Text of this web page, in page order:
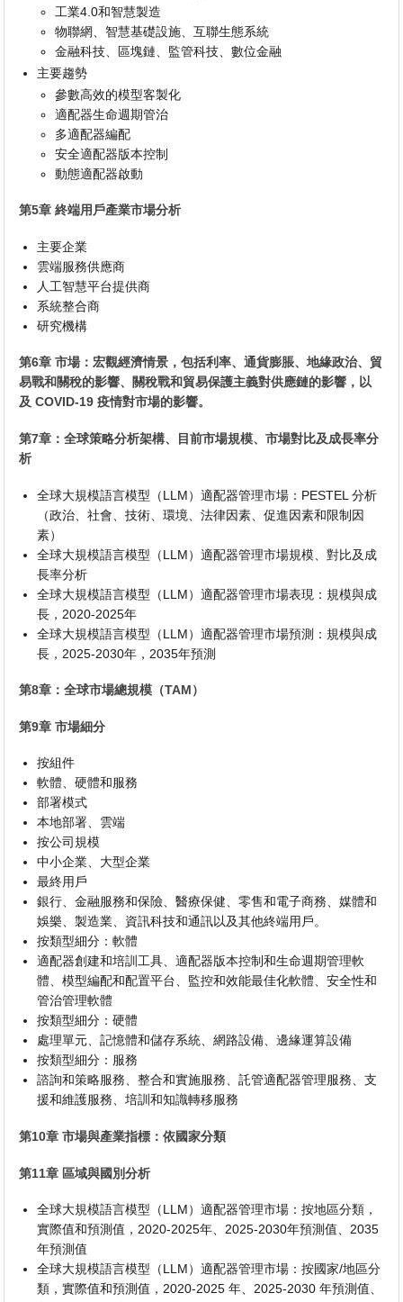
工業4.0和智慧製造
物聯網、智慧基礎設施、互聯生態系統
金融科技、區塊鏈、監管科技、數位金融
主要趨勢
參數高效的模型客製化
適配器生命週期管治
多適配器編配
安全適配器版本控制
動態適配器啟動
第5章 終端用戶產業市場分析
主要企業
雲端服務供應商
人工智慧平台提供商
系統整合商
研究機構
第6章 市場：宏觀經濟情景，包括利率、通貨膨脹、地緣政治、貿
易戰和關稅的影響、關稅戰和貿易保護主義對供應鏈的影響，以
及 COVID-19 疫情對市場的影響。
第7章：全球策略分析架構、目前市場規模、市場對比及成長率分
析
全球大規模語言模型（LLM）適配器管理市場：PESTEL 分析
（政治、社會、技術、環境、法律因素、促進因素和限制因
素）
全球大規模語言模型（LLM）適配器管理市場規模、對比及成
長率分析
全球大規模語言模型（LLM）適配器管理市場表現：規模與成
長，2020-2025年
全球大規模語言模型（LLM）適配器管理市場預測：規模與成
長，2025-2030年，2035年預測
第8章：全球市場總規模（TAM）
第9章 市場細分
按組件
軟體、硬體和服務
部署模式
本地部署、雲端
按公司規模
中小企業、大型企業
最終用戶
銀行、金融服務和保險、醫療保健、零售和電子商務、媒體和
娛樂、製造業、資訊科技和通訊以及其他終端用戶。
按類型細分：軟體
適配器創建和培訓工具、適配器版本控制和生命週期管理軟
體、模型編配和配置平台、監控和效能最佳化軟體、安全性和
管治管理軟體
按類型細分：硬體
處理單元、記憶體和儲存系統、網路設備、邊緣運算設備
按類型細分：服務
諮詢和策略服務、整合和實施服務、託管適配器管理服務、支
援和維護服務、培訓和知識轉移服務
第10章 市場與產業指標：依國家分類
第11章 區域與國別分析
全球大規模語言模型（LLM）適配器管理市場：按地區分類，
實際值和預測值，2020-2025年、2025-2030年預測值、2035
年預測值
全球大規模語言模型（LLM）適配器管理市場：按國家/地區分
類，實際值和預測值，2020-2025 年、2025-2030 年預測值、